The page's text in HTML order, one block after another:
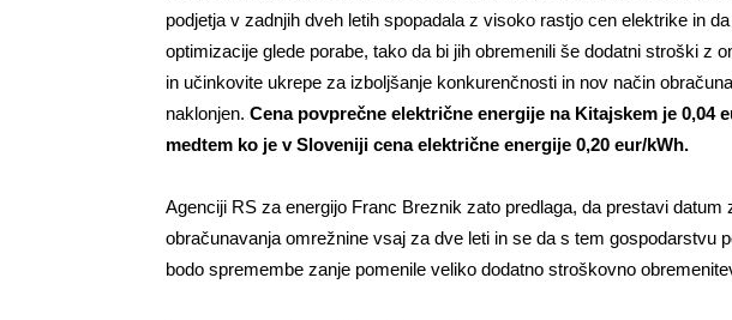
podjetja v zadnjih dveh letih spopadala z visoko rastjo cen elektrike in
optimizacije glede porabe, tako da bi jih obremenili še dodatni stroški z
in učinkovite ukrepe za izboljšanje konkurenčnosti in nov način
naklonjen. Cena povprečne električne energije na Kitajskem je 0,04
medtem ko je v Sloveniji cena električne energije 0,20 eur/kWh.
Agenciji RS za energijo Franc Breznik zato predlaga, da prestavi datum
obračunavanja omrežnine vsaj za dve leti in se da s tem gospodarstvu
bodo spremembe zanje pomenile veliko dodatno stroškovno